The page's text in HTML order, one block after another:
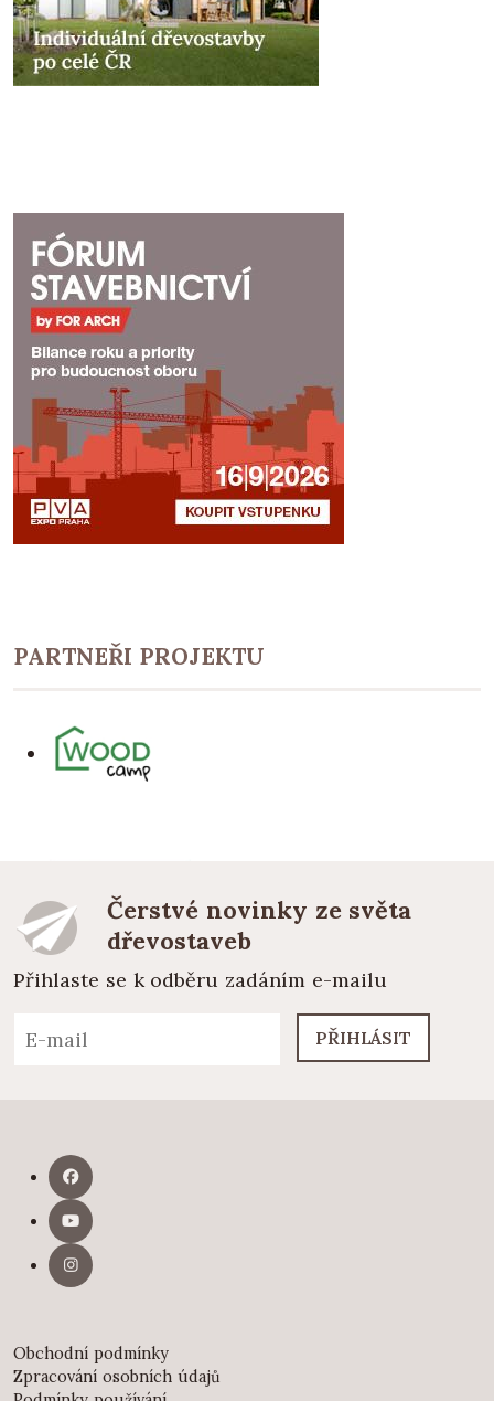
PARTNEŘI PROJEKTU
Čerstvé novinky ze světa
dřevostaveb
Přihlaste se k odběru zadáním e-mailu
PŘIHLÁSIT
Obchodní podmínky
Zpracování osobních údajů